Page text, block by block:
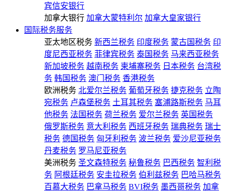
宾信安银行
加拿大银行 加拿大蒙特利尔 加拿大皇家银行
国际税务服务
亚太地区税务 新西兰税务 印度税务 蒙古国税务 印
度尼西亚税务 菲律宾税务 泰国税务 马来西亚税务
新加坡税务 越南税务 柬埔寨税务 日本税务 台湾税
务 韩国税务 澳门税务 香港税务
欧洲税务 北爱尔兰税务 葡萄牙税务 捷克税务 立陶
宛税务 卢森堡税务 土耳其税务 塞浦路斯税务 马耳
他税务 法国税务 荷兰税务 爱尔兰税务 英国税务
俄罗斯税务 意大利税务 西班牙税务 瑞典税务 瑞士
税务 德国税务 匈牙利税务 波兰税务 爱沙尼亚税务
丹麦税务 罗马尼亚税务
美洲税务 圣文森特税务 秘鲁税务 巴西税务 智利税
务 阿根廷税务 安圭拉税务 伯利兹税务 巴哈马税务
百慕大税务 巴拿马税务 BVI税务 墨西哥税务 加拿